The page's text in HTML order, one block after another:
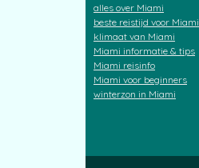
alles over Miami
beste reistijd voor Miami
klimaat van Miami
Miami informatie & tips
Miami reisinfo
Miami voor beginners
winterzon in Miami